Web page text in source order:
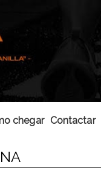
chegar Contactar